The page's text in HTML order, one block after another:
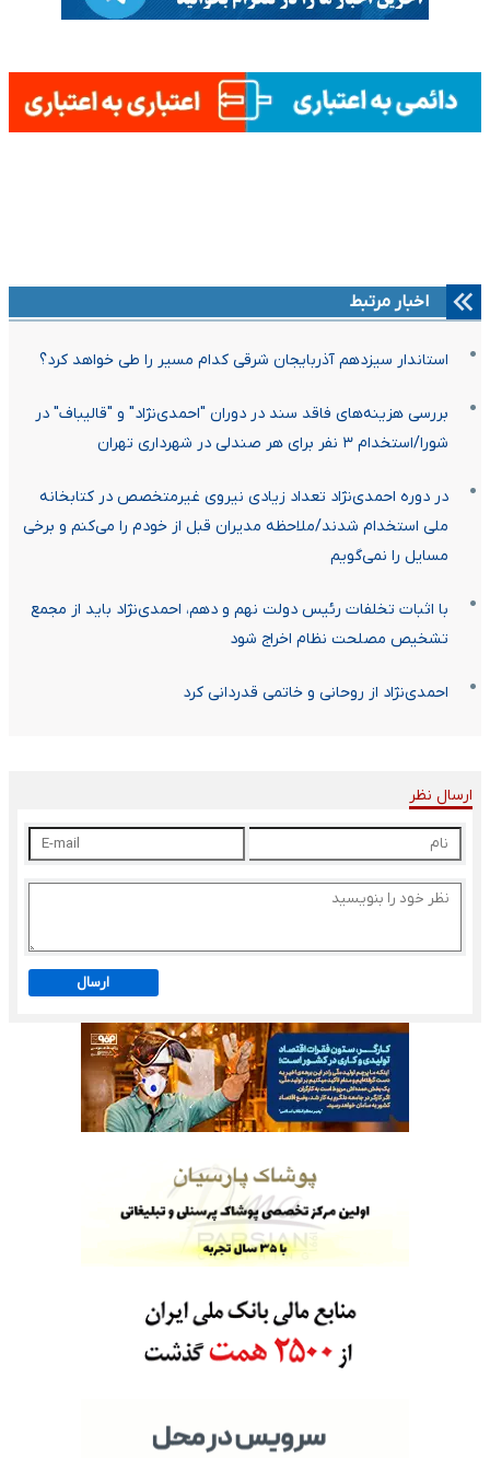
اخبار مرتبط
استاندار سیزدهم آذربایجان شرقی کدام مسیر را طی خواهد کرد؟
بررسی هزینه‌های فاقد سند در دوران "احمدی‌نژاد" و "قالیباف" در
شورا/استخدام ۳ نفر برای هر صندلی در شهرداری تهران
در دوره احمدی‌نژاد تعداد زیادی نیروی غیرمتخصص در کتابخانه
ملی استخدام شدند/ملاحظه مدیران قبل از خودم را می‌کنم و برخی
مسایل را نمی‌گویم
با اثبات تخلفات رئیس دولت‌ نهم و دهم، احمدی‌نژاد باید از مجمع
تشخیص مصلحت نظام اخراج شود
احمدی‌نژاد از روحانی و خاتمی قدردانی کرد
ارسال نظر
ارسال